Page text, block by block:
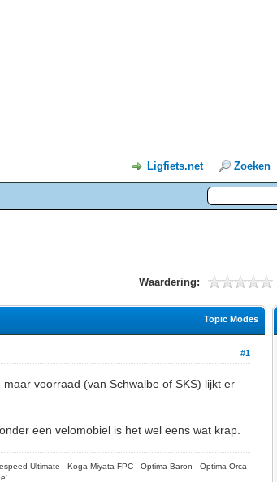
Ligfiets.net Zoeken
Waardering:
Topic Modes
#1
voorraad (van Schwalbe of SKS) lijkt er
een velomobiel is het wel eens wat krap.
Ultimate - Koga Miyata FPC - Optima Baron - Optima Orca